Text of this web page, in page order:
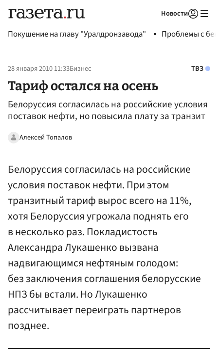
Новости
Покушение на главу "Уралдронзавода" Проблемы с
28 января 2010 11:33Бизнес ТВЗ
Тариф остался на осень
Белоруссия согласилась на российские условия
поставок нефти, но повысила плату за транзит
Алексей Топалов
Белоруссия согласилась на российские
условия поставок нефти. При этом
транзитный тариф вырос всего на 11%,
хотя Белоруссия угрожала поднять его
в несколько раз. Покладистость
Александра Лукашенко вызвана
надвигающимся нефтяным голодом:
без заключения соглашения белорусские
НПЗ бы встали. Но Лукашенко
рассчитывает переиграть партнеров
позднее.